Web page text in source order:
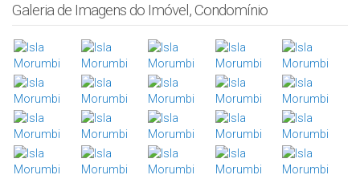
Galeria de Imagens do Imóvel, Condomínio